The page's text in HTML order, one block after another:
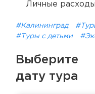
Личные расходы
#Калининград
#Туры с детьми
Выберите
дату тура